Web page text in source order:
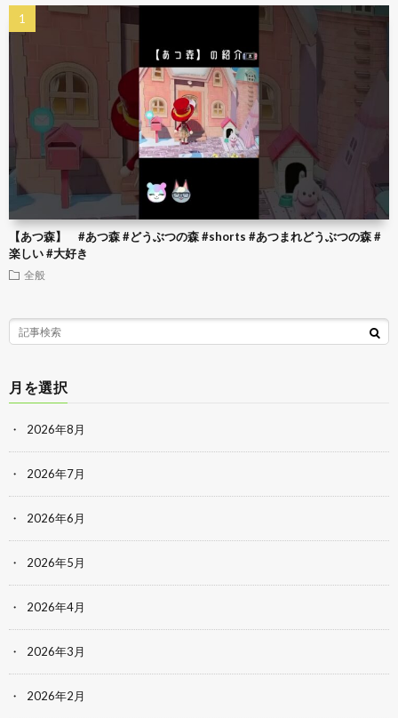
【あつ森】 #あつ森 #どうぶつの森 #shorts #あつまれどうぶつの森 #
楽しい #大好き
全般
月を選択
2026年8月
2026年7月
2026年6月
2026年5月
2026年4月
2026年3月
2026年2月